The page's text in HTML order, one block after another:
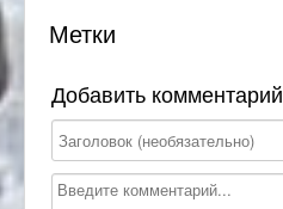
Метки
Добавить комментарий